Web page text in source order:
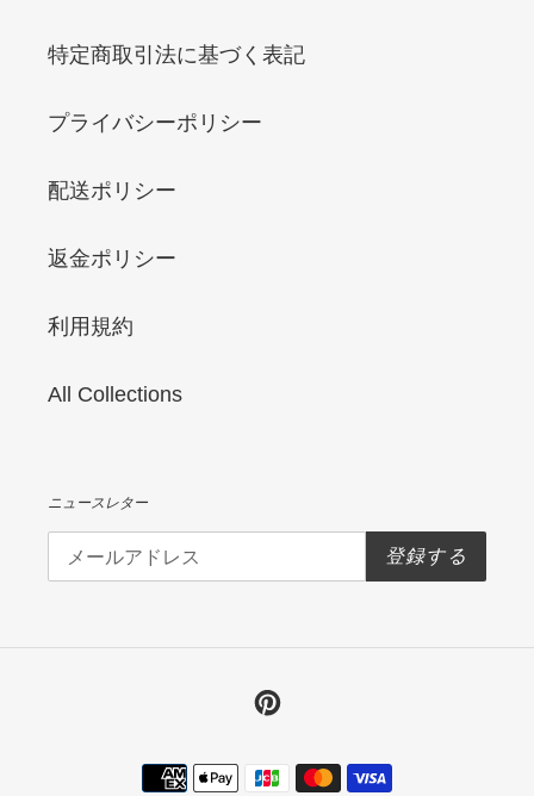
特定商取引法に基づく表記
プライバシーポリシー
配送ポリシー
返金ポリシー
利用規約
All Collections
ニュースレター
登録する
Pinterest
決